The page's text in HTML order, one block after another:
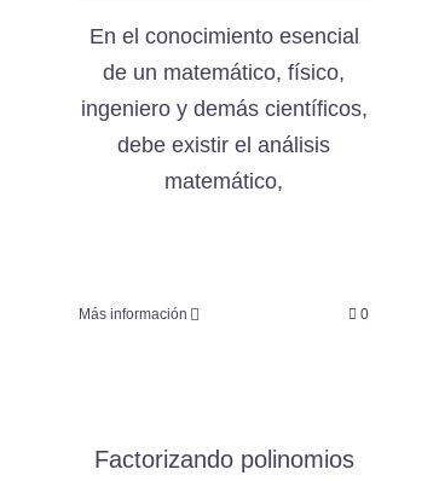
En el conocimiento esencial
de un matemático, físico,
ingeniero y demás científicos,
debe existir el análisis
matemático,
Más información 0
Factorizando polinomios